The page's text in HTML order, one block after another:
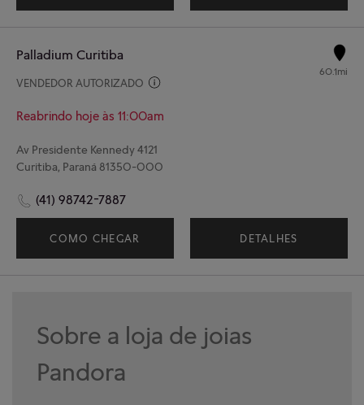
Palladium Curitiba
VENDEDOR AUTORIZADO
Reabrindo hoje às 11:00am
60.1mi
Av Presidente Kennedy 4121
Curitiba, Paraná 81350-000
(41) 98742-7887
COMO CHEGAR DETALHES
Sobre a loja de joias
Pandora